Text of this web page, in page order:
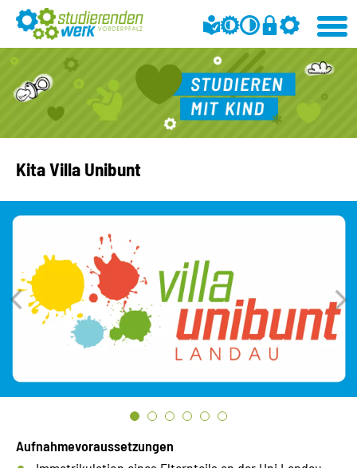
Kita Villa Unibunt
Aufnahmevoraussetzungen